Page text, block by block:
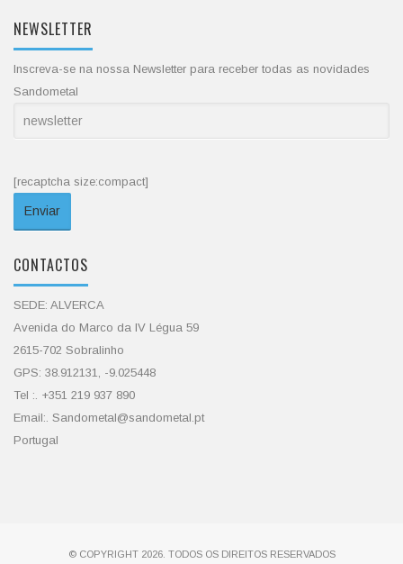
NEWSLETTER
Inscreva-se na nossa Newsletter para receber todas as novidades
Sandometal
[recaptcha size:compact]
CONTACTOS
SEDE: ALVERCA
Avenida do Marco da IV Légua 59
2615-702 Sobralinho
GPS: 38.912131, -9.025448
Tel :. +351 219 937 890
Email:. Sandometal@sandometal.pt
Portugal
© COPYRIGHT 2026. TODOS OS DIREITOS RESERVADOS